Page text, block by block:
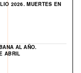
2026. MUERTES EN
AL AÑO.
ABRIL